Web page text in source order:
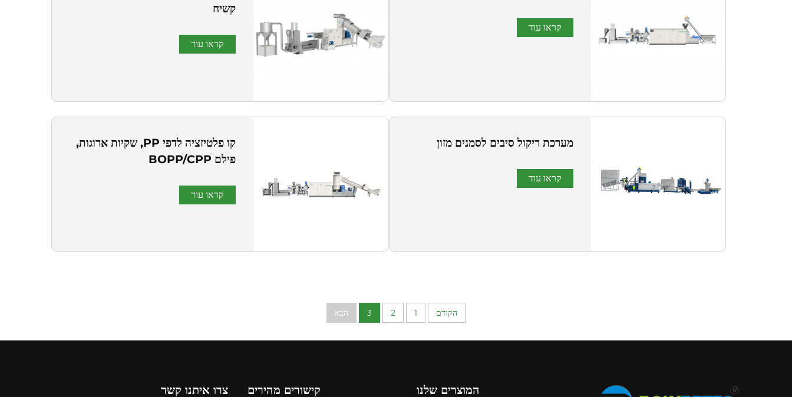
קראו עוד
קשיח
קראו עוד
מערכת ריקול סיבים לסמנים מזון
קראו עוד
קו פלטיזציה לדפי PP, שקיות ארוגות,
פילם BOPP/CPP
קראו עוד
הקודם 1
2
3 הבא
המוצרים שלנו קישורים מהירים צרו איתנו קשר